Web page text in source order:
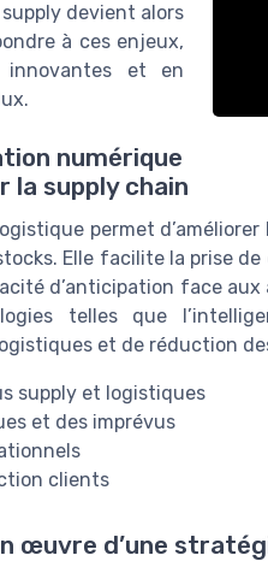
devient alors
à ces enjeux,
et en
numérique
la supply chain
permet d’améliorer
Elle facilite la prise
d’anticipation face
telles que
et de réduction
supply et logistiques
et des imprévus
clients
œuvre d’une